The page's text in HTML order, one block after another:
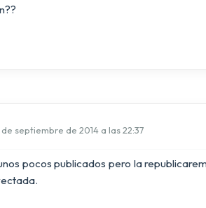
de septiembre de 2014 a las 22:37
pocos publicados pero la